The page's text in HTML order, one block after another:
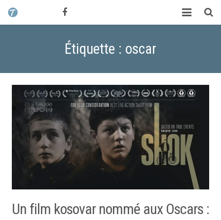
WORK
ALEX HALIMI
Étiquette : oscar
Un film kosovar nommé aux Oscars :